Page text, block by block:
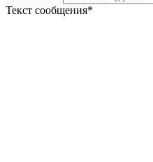
Текст сообщения*